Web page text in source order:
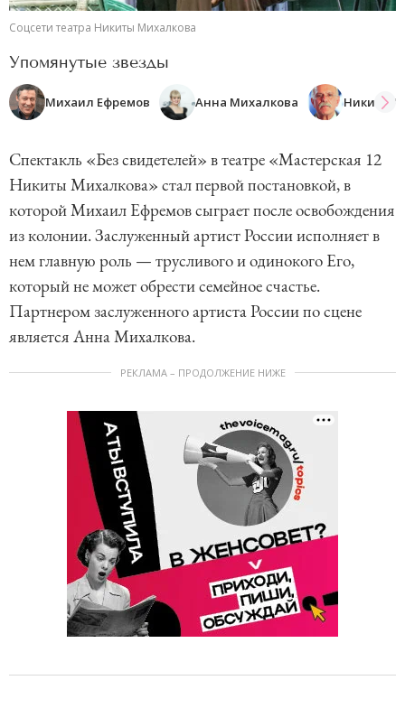
Соцсети театра Никиты Михалкова
Упомянутые звезды
Михаил Ефремов Анна Михалкова Никита
Спектакль «Без свидетелей» в театре «Мастерская 12
Никиты Михалкова» стал первой постановкой, в
которой Михаил Ефремов сыграет после освобождения
из колонии. Заслуженный артист России исполняет в
нем главную роль — трусливого и одинокого Его,
который не может обрести семейное счастье.
Партнером заслуженного артиста России по сцене
является Анна Михалкова.
РЕКЛАМА – ПРОДОЛЖЕНИЕ НИЖЕ